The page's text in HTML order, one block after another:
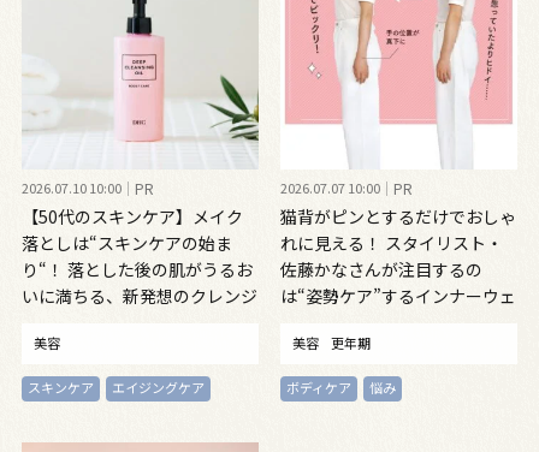
2026.07.10 10:00 PR
【50代のスキンケア】メイク
落としは“スキンケアの始ま
り“！ 落とした後の肌がうるお
いに満ちる、新発想のクレンジ
美容
スキンケア エイジングケア
2026.07.07 10:00 PR
猫背がピンとするだけでおしゃ
れに見える！ スタイリスト・
佐藤かなさんが注目するの
は“姿勢ケア”するインナーウェ
美容 更年期
ボディケア 悩み